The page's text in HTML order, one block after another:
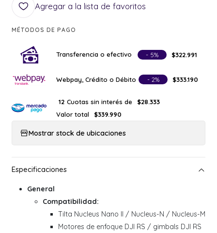
Agregar a la lista de favoritos
MÉTODOS DE PAGO
Transferencia o efectivo - 5% $322.991
Webpay, Crédito o Débito - 2% $333.190
12 Cuotas sin interés de
$28.333
Valor total
$339.990
Mostrar stock de ubicaciones
General
Compatibilidad:
Tilta Nucleus Nano II / Nucleus-N / Nucleus-M
Motores de enfoque DJI RS / gimbals DJI RS